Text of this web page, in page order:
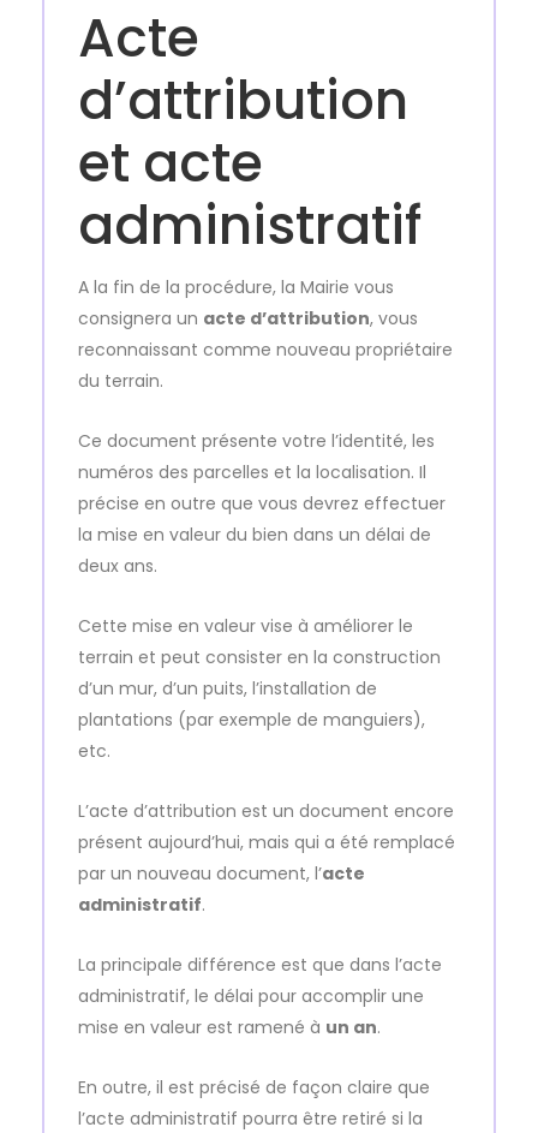
Acte
d’attribution
et acte
administratif
A la fin de la procédure, la Mairie vous
consignera un acte d’attribution, vous
reconnaissant comme nouveau propriétaire
du terrain.
Ce document présente votre l’identité, les
numéros des parcelles et la localisation. Il
précise en outre que vous devrez effectuer
la mise en valeur du bien dans un délai de
deux ans.
Cette mise en valeur vise à améliorer le
terrain et peut consister en la construction
d’un mur, d’un puits, l’installation de
plantations (par exemple de manguiers),
etc.
L’acte d’attribution est un document encore
présent aujourd’hui, mais qui a été remplacé
par un nouveau document, l’acte
administratif.
La principale différence est que dans l’acte
administratif, le délai pour accomplir une
mise en valeur est ramené à un an.
En outre, il est précisé de façon claire que
l’acte administratif pourra être retiré si la